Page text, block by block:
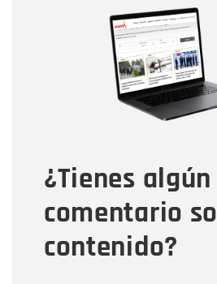
¿Tienes algún
comentario
contenido?
Correo electrónico
Tipo de comentario
Mensaje